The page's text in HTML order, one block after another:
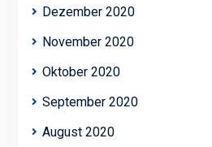
Dezember 2020
November 2020
Oktober 2020
September 2020
August 2020